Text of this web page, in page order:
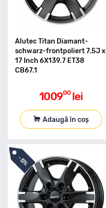
Alutec Titan Diamant-
schwarz-frontpoliert 7.5J x
17 Inch 6X139.7 ET38
CB67.1
100900 lei
Adaugă în coș
-
5%